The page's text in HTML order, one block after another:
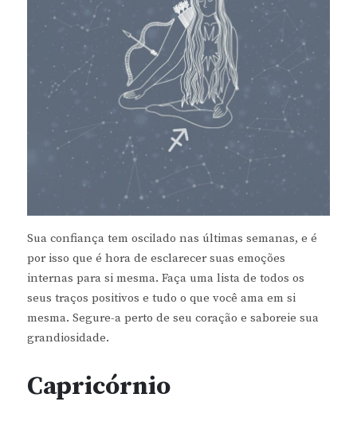
Sua confiança tem oscilado nas últimas semanas, e é
por isso que é hora de esclarecer suas emoções
internas para si mesma. Faça uma lista de todos os
seus traços positivos e tudo o que você ama em si
mesma. Segure-a perto de seu coração e saboreie sua
grandiosidade.
Capricórnio